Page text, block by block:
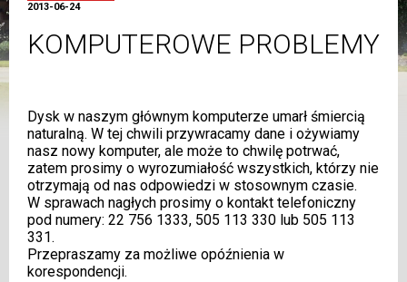
2013-06-24
KOMPUTEROWE PROBLEMY
Dysk w naszym głównym komputerze umarł śmiercią
naturalną. W tej chwili przywracamy dane i ożywiamy
nasz nowy komputer, ale może to chwilę potrwać,
zatem prosimy o wyrozumiałość wszystkich, którzy nie
otrzymają od nas odpowiedzi w stosownym czasie.
W sprawach nagłych prosimy o kontakt telefoniczny
pod numery: 22 756 1333, 505 113 330 lub 505 113
331.
Przepraszamy za możliwe opóźnienia w
korespondencji.